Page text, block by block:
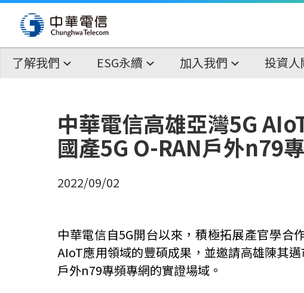
了解我們 ESG永續 加入我們 投資人
中華電信高雄亞灣5G
國產5G O-RAN戶外n79
2022/09/02
中華電信自5G開台以來，積極拓展產官學合
AIoT應用領域的豐碩成果，並邀請高雄陳其
戶外n79專頻專網的實證場域。